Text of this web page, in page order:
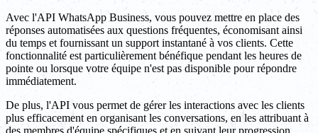
Avec l'API WhatsApp Business, vous pouvez mettre en place des
réponses automatisées aux questions fréquentes, économisant ainsi
du temps et fournissant un support instantané à vos clients. Cette
fonctionnalité est particulièrement bénéfique pendant les heures de
pointe ou lorsque votre équipe n'est pas disponible pour répondre
immédiatement.
De plus, l'API vous permet de gérer les interactions avec les clients
plus efficacement en organisant les conversations, en les attribuant à
des membres d'équipe spécifiques et en suivant leur progression.